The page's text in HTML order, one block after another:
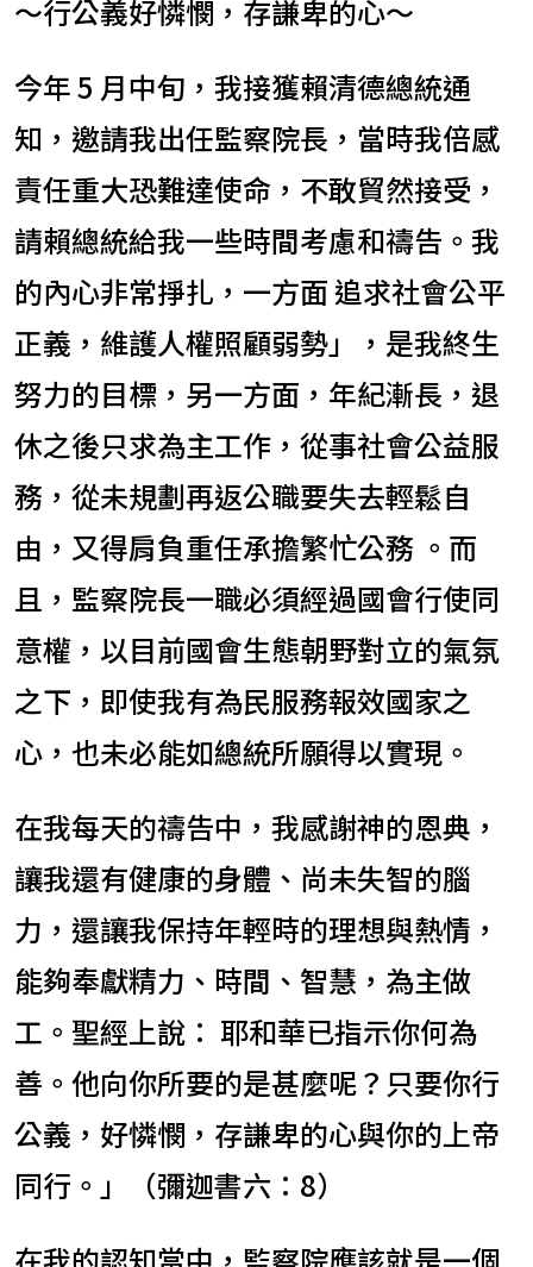
～行公義好憐憫，存謙卑的心～
今年 5 月中旬，我接獲賴清德總統通
知，邀請我出任監察院長，當時我倍感
責任重大恐難達使命，不敢貿然接受，
請賴總統給我一些時間考慮和禱告。我
的內心非常掙扎，一方面 追求社會公平
正義，維護人權照顧弱勢」，是我終生
努力的目標，另一方面，年紀漸長，退
休之後只求為主工作，從事社會公益服
務，從未規劃再返公職要失去輕鬆自
由，又得肩負重任承擔繁忙公務 。而
且，監察院長一職必須經過國會行使同
意權，以目前國會生態朝野對立的氣氛
之下，即使我有為民服務報效國家之
心，也未必能如總統所願得以實現。
在我每天的禱告中，我感謝神的恩典，
讓我還有健康的身體、尚未失智的腦
力，還讓我保持年輕時的理想與熱情，
能夠奉獻精力、時間、智慧，為主做
工。聖經上說： 耶和華已指示你何為
善。他向你所要的是甚麼呢？只要你行
公義，好憐憫，存謙卑的心與你的上帝
同行。」（彌迦書六：8）